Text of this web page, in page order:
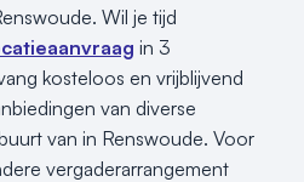
Wil je tijd
in 3
kosteloos en vrijblijvend
van diverse
van in Renswoude. Voor
vergaderarrangement